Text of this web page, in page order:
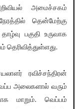
அமைச்சகம்
தென்மேற்கு
பகுதி உருவாக
ரவிச்சந்திரன்
அலைகளால் வரும்
மாறும். வெப்பம்